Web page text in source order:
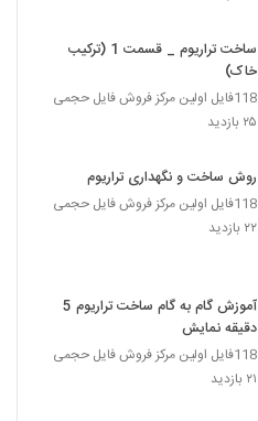
ساخت تراریوم _ قسمت 1 (ترکیب
خاک)
118فایل اولین مرکز فروش فایل حجمی
۲۵ بازدید
روش ساخت و نگهداری تراریوم
118فایل اولین مرکز فروش فایل حجمی
۲۲ بازدید
آموزش گام به گام ساخت تراریوم 5
دقیقه نمایش
118فایل اولین مرکز فروش فایل حجمی
۲۱ بازدید